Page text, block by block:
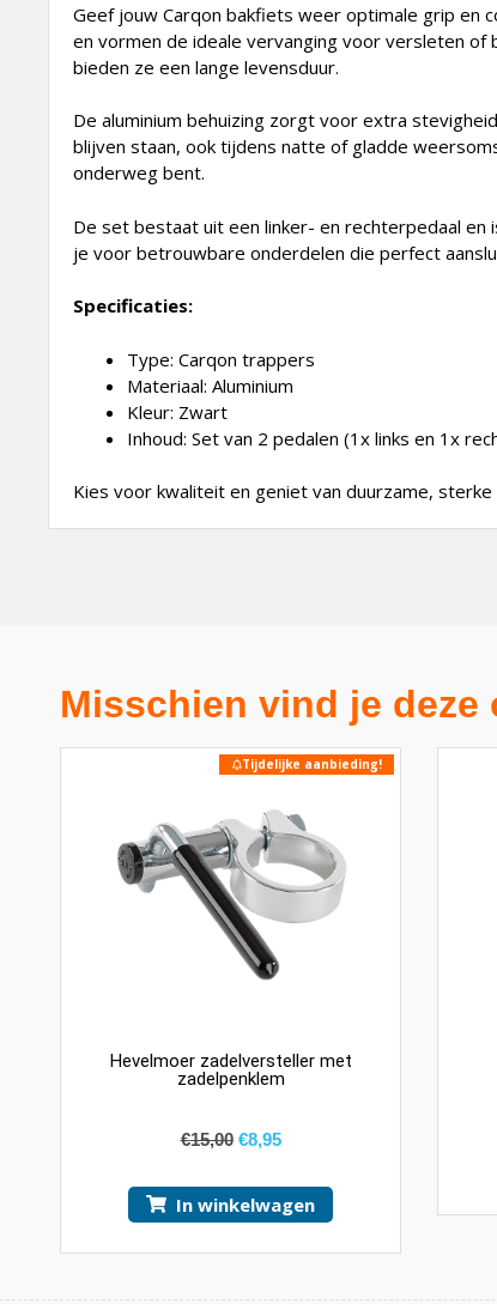
Geef jouw Carqon bakfiets weer optimale grip en
en vormen de ideale vervanging voor versleten of
bieden ze een lange levensduur.
De aluminium behuizing zorgt voor extra
blijven staan, ook tijdens natte of gladde
onderweg bent.
De set bestaat uit een linker- en rechterpedaal
je voor betrouwbare onderdelen die perfect
Specificaties:
Type: Carqon trappers
Materiaal: Aluminium
Kleur: Zwart
Inhoud: Set van 2 pedalen (1x links en 1x
Kies voor kwaliteit en geniet van duurzame,
Misschien vind je
Tijdelijke aanbieding!
Hevelmoer zadelversteller met
zadelpenklem
€15,00 €8,95
In winkelwagen